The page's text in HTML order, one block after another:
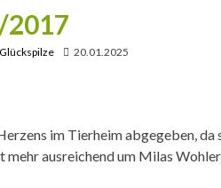
2017
20.01.2025
im Tierheim abgegeben,
mehr ausreichend um Milas